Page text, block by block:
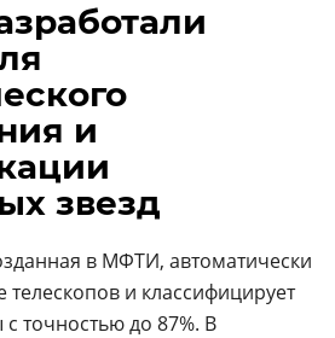
и
звезд
в МФТИ, автоматически
телескопов и классифицирует
точностью до 87%. В